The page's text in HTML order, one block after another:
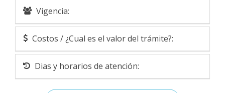
Vigencia:
Costos / ¿Cual es el valor del trámite?:
Dias y horarios de atención: